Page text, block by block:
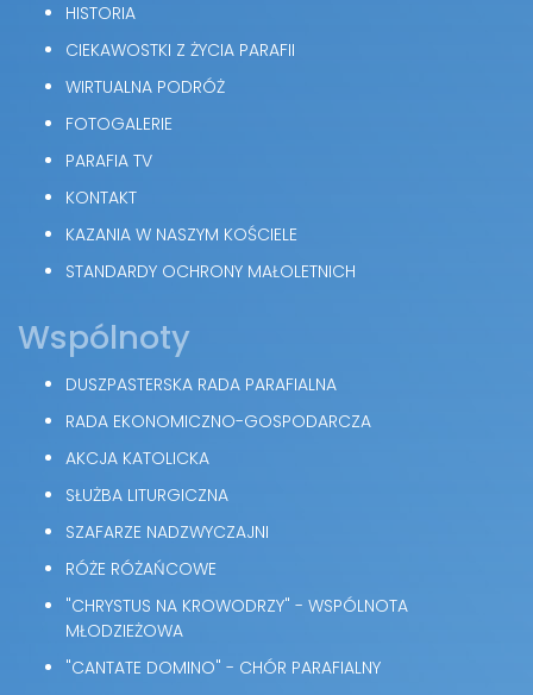
HISTORIA
CIEKAWOSTKI Z ŻYCIA PARAFII
WIRTUALNA PODRÓŻ
FOTOGALERIE
PARAFIA TV
KONTAKT
KAZANIA W NASZYM KOŚCIELE
STANDARDY OCHRONY MAŁOLETNICH
Wspólnoty
DUSZPASTERSKA RADA PARAFIALNA
RADA EKONOMICZNO-GOSPODARCZA
AKCJA KATOLICKA
SŁUŻBA LITURGICZNA
SZAFARZE NADZWYCZAJNI
RÓŻE RÓŻAŃCOWE
"CHRYSTUS NA KROWODRZY" - WSPÓLNOTA
MŁODZIEŻOWA
"CANTATE DOMINO" - CHÓR PARAFIALNY